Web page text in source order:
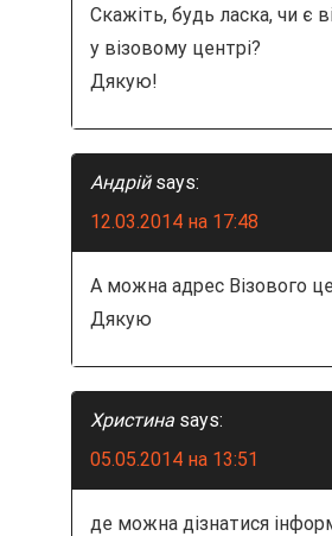
п
с
м
Скажіть, будь ласка, чи є
у візовому центрі?
Дякую!
Андрій says:
12.03.2014 на 17:48
А можна адрес Візового
Дякую
Христина says:
05.05.2014 на 13:51
де можна дізнатися